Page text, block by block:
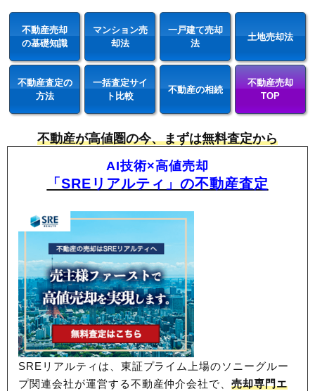
不動産売却
の基礎知識
マンション売
却法
一戸建て売却
法
土地売却法
不動産査定の
方法
一括査定サイ
ト比較
不動産の相続
不動産売却
TOP
不動産が高値圏の今、まずは無料査定から
AI技術×高値売却
「SREリアルティ」の不動産査定
SREリアルティは、東証プライム上場のソニーグルー
プ関連会社が運営する不動産仲介会社で、売却専門エ